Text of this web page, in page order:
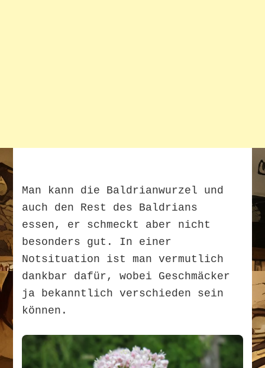
Man kann die Baldrianwurzel und
auch den Rest des Baldrians
essen, er schmeckt aber nicht
besonders gut. In einer
Notsituation ist man vermutlich
dankbar dafür, wobei Geschmäcker
ja bekanntlich verschieden sein
können.